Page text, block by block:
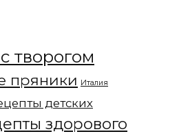
творогом
пряники Италия
детских
здорового